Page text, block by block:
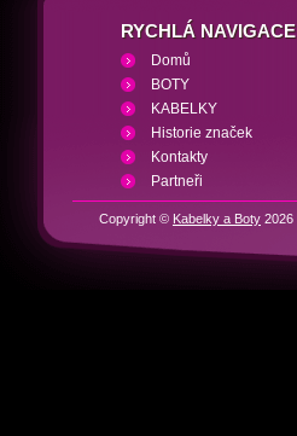
RYCHLÁ NAVIGACE
Domů
BOTY
KABELKY
Historie značek
Kontakty
Partneři
Copyright © Kabelky a Boty 2026